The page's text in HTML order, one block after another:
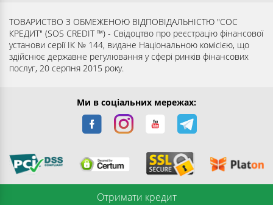
Повернути кредит
Запитання та відповіді
Партнерам
Розкриття інформації
Контакти
Згода суб’єкта на обробку
ТОВАРИСТВО З ОБМЕЖЕНОЮ ВІДПОВІДАЛЬНІСТЮ "СОС
КРЕДИТ" (SOS CREDIT ™) - Свідоцтво про реєстрацію фінансової
установи серії ІК № 144, видане Національною комісією, що
здійснює державне регулювання у сфері ринків фінансових
послуг, 20 серпня 2015 року.
© 2016-2026 ТОВ "СОС КРЕДИТ". Усі права захищені.
Ми в соціальних мережах:
Отримати кредит